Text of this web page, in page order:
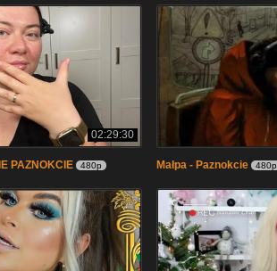
02:29:30
PAZNOKCIE 480p Małpa - Paznokcie 480p